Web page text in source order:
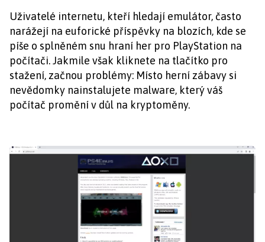
Uživatelé internetu, kteří hledají emulátor, často
narážejí na euforické příspěvky na blozích, kde se
píše o splněném snu hraní her pro PlayStation na
počítači. Jakmile však kliknete na tlačítko pro
stažení, začnou problémy: Místo herní zábavy si
nevědomky nainstalujete malware, který váš
počítač promění v důl na kryptoměny.